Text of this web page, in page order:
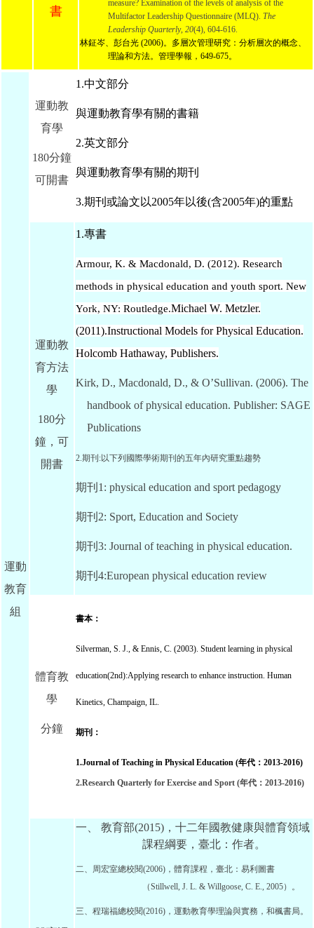
書
measure? Examination of the levels of analysis of the
Multifactor Leadership Questionnaire (MLQ). The
Leadership Quarterly, 20(4), 604-616.
林鉦岑、彭台光 (2006)。多層次管理研究：分析層次的概念、
理論和方法。管理學報，649-675。
運動
教育
組
運動教
育學
180分鐘
可開書
1.中文部分
與運動教育學有關的書籍
2.英文部分
與運動教育學有關的期刊
3.期刊或論文以2005年以後(含2005年)的重點
運動教
育方法
學
180分
鐘，可
開書
1.專書
Armour, K. & Macdonald, D. (2012). Research
methods in physical education and youth sport. New
York, NY: Routledge.Michael W. Metzler.
(2011).Instructional Models for Physical Education.
Holcomb Hathaway, Publishers.
Kirk, D., Macdonald, D., & O’Sullivan. (2006). The
handbook of physical education. Publisher: SAGE
Publications
2.期刊:以下列國際學術期刊的五年內研究重點趨勢
期刊1: physical education and sport pedagogy
期刊2: Sport, Education and Society
期刊3: Journal of teaching in physical education.
期刊4:European physical education review
體育教
學
分鐘
書本：
Silverman, S. J., & Ennis, C. (2003). Student learning in physical
education(2nd):Applying research to enhance instruction. Human
Kinetics , Champaign, IL.
期刊：
1.Journal of Teaching in Physical Education (年代：2013-2016)
2.Research Quarterly for Exercise and Sport (年代：2013-2016)
一、 教育部(2015)，十二年國教健康與體育領域
課程綱要，臺北：作者。
二、周宏室總校閱(2006)，體育課程，臺北：易利圖書
（Stillwell, J. L. & Willgoose, C. E., 2005）。
三、程瑞福總校閱(2016)，運動教育學理論與實務，和楓書局。